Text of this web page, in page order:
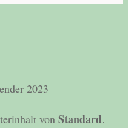
2023
von Standard.